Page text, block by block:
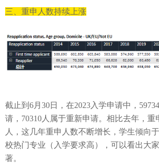
三、 重申人数持续上涨
截止到 6月 30日，在2023入学申请中，
请， 70310 人属于重新申请。相比去年， 重
人
，这几年重申人数不断增长， 学生倾向于
校热门专业（入学要求高），可以看出大
著。